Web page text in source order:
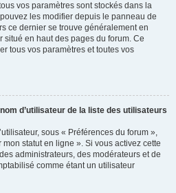
vos paramètres sont stockés dans la
les modifier depuis le panneau de
ce dernier se trouve généralement en
situé en haut des pages du forum. Ce
tous vos paramètres et toutes vos
d’utilisateur de la liste des utilisateurs
sous « Préférences du forum »,
statut en ligne ». Si vous activez cette
administrateurs, des modérateurs et de
comme étant un utilisateur